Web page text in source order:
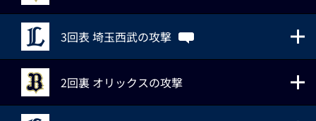
3回表 埼玉西武の攻撃
2回裏 オリックスの攻撃